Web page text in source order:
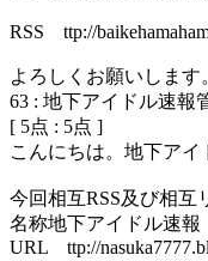
RSS ttp://
よろしくお願いします
63 : 地下アイドル速報
[ 5点 : 5点 ]
こんにちは。地下アイ
今回相互RSS及び相互
名称地下アイドル速報
URL ttp://